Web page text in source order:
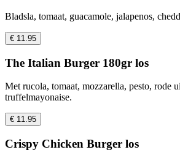
Bladsla, tomaat, guacamole, jalapenos,
€ 11.95
The Italian Burger 180gr los
Met rucola, tomaat, mozzarella, pesto, rode
truffelmayonaise.
€ 11.95
Crispy Chicken Burger los